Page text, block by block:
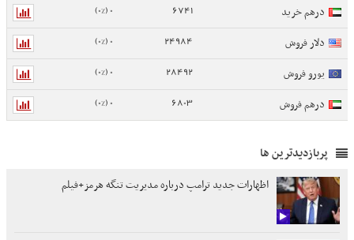
درهم خرید 6741
0 (0%)
دلار فروش 24984
0 (0%)
یورو فروش 28492
0 (0%)
درهم فروش 6803
0 (0%)
پربازدیدترین ها
اظهارات جدید ترامپ درباره مدیریت تنگه هرمز+فیلم